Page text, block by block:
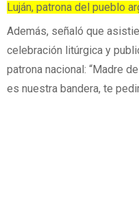
Luján, patrona del pueblo
Además, señaló que
celebración litúrgica y
patrona nacional: “Madre
es nuestra bandera, te